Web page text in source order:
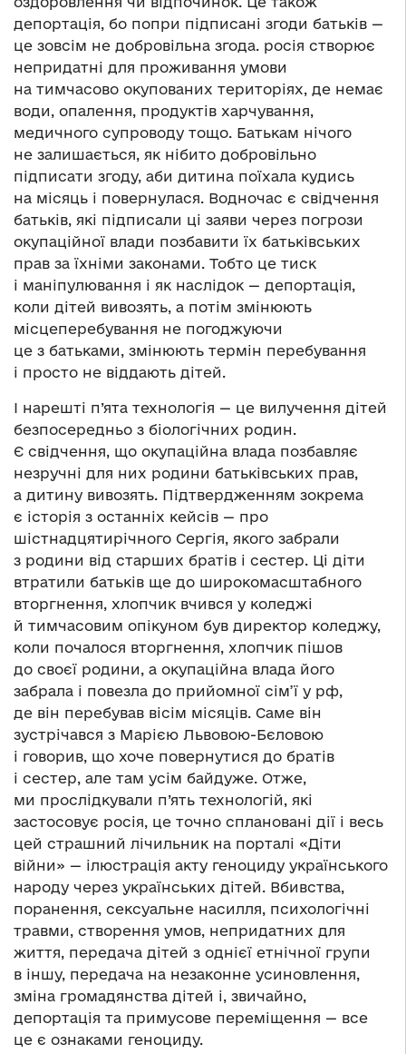
депортація, бо попри підписані згоди батьків —
це зовсім не добровільна згода. росія створює
непридатні для проживання умови
на тимчасово окупованих територіях, де немає
води, опалення, продуктів харчування,
медичного супроводу тощо. Батькам нічого
не залишається, як нібито добровільно
підписати згоду, аби дитина поїхала кудись
на місяць і повернулася. Водночас є свідчення
батьків, які підписали ці заяви через погрози
окупаційної влади позбавити їх батьківських
прав за їхніми законами. Тобто це тиск
і маніпулювання і як наслідок — депортація,
коли дітей вивозять, а потім змінюють
місцеперебування не погоджуючи
це з батьками, змінюють термін перебування
і просто не віддають дітей.
І нарешті п’ята технологія — це вилучення дітей
безпосередньо з біологічних родин.
Є свідчення, що окупаційна влада позбавляє
незручні для них родини батьківських прав,
а дитину вивозять. Підтвердженням зокрема
є історія з останніх кейсів — про
шістнадцятирічного Сергія, якого забрали
з родини від старших братів і сестер. Ці діти
втратили батьків ще до широкомасштабного
вторгнення, хлопчик вчився у коледжі
й тимчасовим опікуном був директор коледжу,
коли почалося вторгнення, хлопчик пішов
до своєї родини, а окупаційна влада його
забрала і повезла до прийомної сім’ї у рф,
де він перебував вісім місяців. Саме він
зустрічався з Марією Львовою-Бєловою
і говорив, що хоче повернутися до братів
і сестер, але там усім байдуже. Отже,
ми прослідкували п’ять технологій, які
застосовує росія, це точно сплановані дії і весь
цей страшний лічильник на порталі «Діти
війни» — ілюстрація акту геноциду українського
народу через українських дітей. Вбивства,
поранення, сексуальне насилля, психологічні
травми, створення умов, непридатних для
життя, передача дітей з однієї етнічної групи
в іншу, передача на незаконне усиновлення,
зміна громадянства дітей і, звичайно,
депортація та примусове переміщення — все
це є ознаками геноциду.